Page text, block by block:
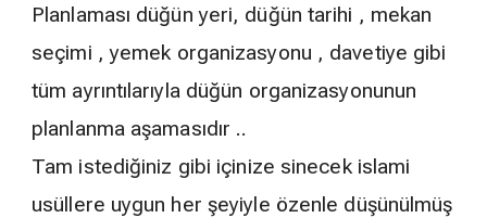
Planlaması düğün yeri, düğün tarihi , mekan
seçimi , yemek organizasyonu , davetiye gibi
tüm ayrıntılarıyla düğün organizasyonunun
planlanma aşamasıdır ..
Tam istediğiniz gibi içinize sinecek islami
usüllere uygun her şeyiyle özenle düşünülmüş